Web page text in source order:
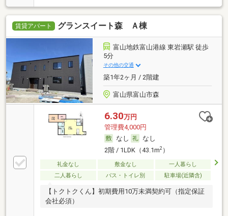
賃貸アパート グランスイート森 Ａ棟
富山地鉄富山港線 東岩瀬駅 徒歩
5分
その他の交通
築1年2ヶ月 / 2階建
富山県富山市森
6.30万円
管理費4,000円
なし
なし
2階 / 1LDK（43.1m2）
礼金なし 敷金なし
一人暮らし
二人暮らし
バス・トイレ別 駐車場(近隣含)
【トクトクくん】初期費用10万未満契約可（指定保証
会社必須）